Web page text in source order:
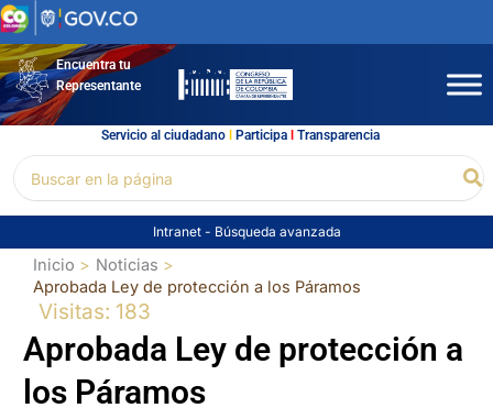
Ir
al
contenidoEncuentra tu
Representante
Servicio al ciudadano l Participal Transparencia
por:
Intranet - Búsqueda avanzada
Inicio
Noticias
Aprobada Ley de protección a los Páramos
Visitas: 183
Aprobada Ley de protección a
los Páramos